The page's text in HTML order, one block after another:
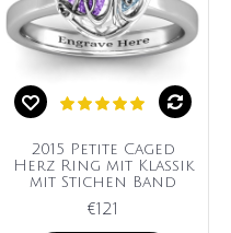
2015 Petite Caged
Herz Ring mit Klassik
mit Stichen Band
€121